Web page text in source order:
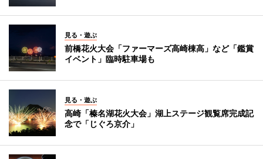
見る・遊ぶ
前橋花火大会「ファーマーズ高崎棟高」など「鑑賞
イベント」臨時駐車場も
見る・遊ぶ
高崎「榛名湖花火大会」湖上ステージ観覧席完成記
念で「じぐろ京介」